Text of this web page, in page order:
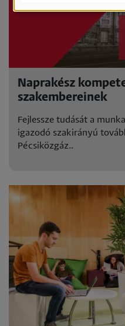
Naprakész
szakembereinek
Fejlessze tudását a
igazodó szakirányú
Pécsiközgáz..